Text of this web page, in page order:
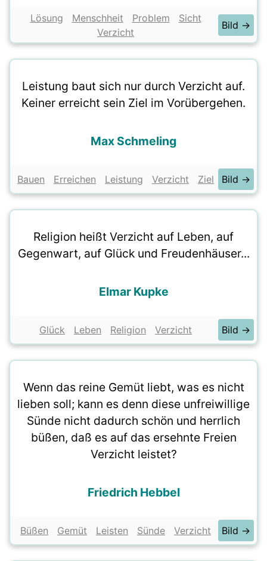
Lösung Menschheit Problem
Sicht
Verzicht
Bild →
Leistung baut sich nur durch Verzicht auf.
Keiner erreicht sein Ziel im Vorübergehen.
Max Schmeling
Bauen Erreichen Leistung Verzicht Ziel Bild →
Religion heißt Verzicht auf Leben, auf
Gegenwart, auf Glück und Freudenhäuser...
Elmar Kupke
Glück Leben Religion Verzicht Bild →
Wenn das reine Gemüt liebt, was es nicht
lieben soll; kann es denn diese unfreiwillige
Sünde nicht dadurch schön und herrlich
büßen, daß es auf das ersehnte Freien
Verzicht leistet?
Friedrich Hebbel
Büßen Gemüt Leisten Sünde Verzicht Bild →